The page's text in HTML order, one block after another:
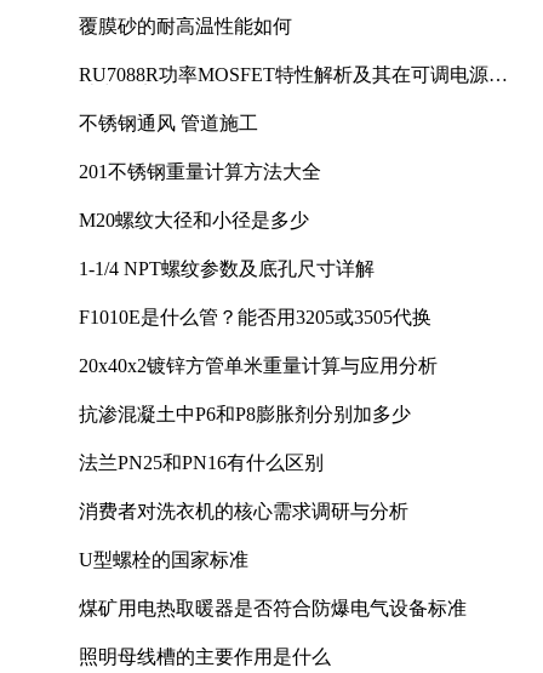
覆膜砂的耐高温性能如何
RU7088R功率MOSFET特性解析及其在可调电源设
不锈钢通风 管道施工
201不锈钢重量计算方法大全
M20螺纹大径和小径是多少
1-1/4 NPT螺纹参数及底孔尺寸详解
F1010E是什么管？能否用3205或3505代换
20x40x2镀锌方管单米重量计算与应用分析
抗渗混凝土中P6和P8膨胀剂分别加多少
法兰PN25和PN16有什么区别
消费者对洗衣机的核心需求调研与分析
U型螺栓的国家标准
煤矿用电热取暖器是否符合防爆电气设备标准
照明母线槽的主要作用是什么